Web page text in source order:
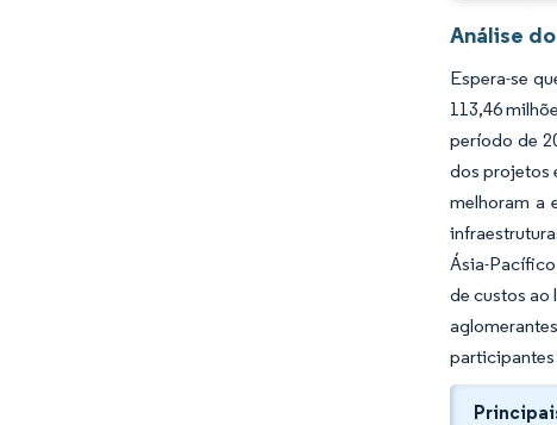
Análise
Espera-se
113,46
período de
dos projetos
melhoram a
Ásia-
de custos
participantes